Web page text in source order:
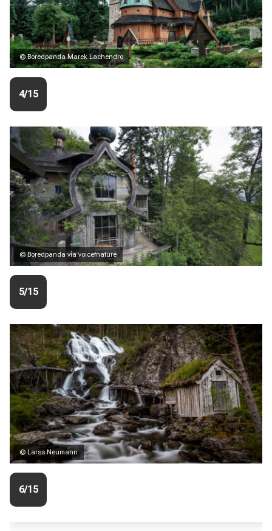
© Boredpanda Marek Lachendro
4/15
© Boredpanda vía voicefnature
5/15
© Larss Neumann
6/15